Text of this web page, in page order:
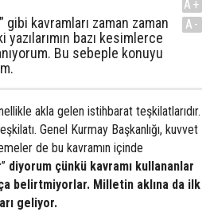
gibi kavramları zaman zaman
bazı kesimlerce
Bu sebeple konuyu
A+
A-
akla gelen istihbarat teşkilatlarıdır.
Genel Kurmay Başkanlığı, kuvvet
de bu kavramın içinde
” diyorum çünkü kavramı kullananlar
belirtmiyorlar. Milletin aklına da ilk
geliyor.